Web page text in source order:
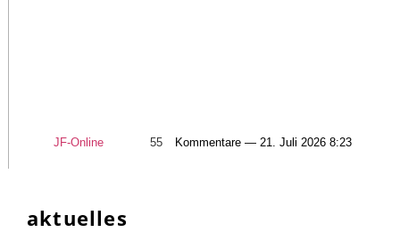
JF-Online 55 Kommentare — 21. Juli 2026 8:23
aktuelles